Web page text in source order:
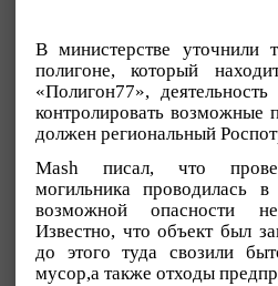
В министерстве уточнили
полигоне, который
«Полигон77»,
контролировать возможные
должен региональный
Mash писал, что
могильника проводилась
возможной опасности
Известно, что объект был
до этого туда свозили
мусор,а также отходы